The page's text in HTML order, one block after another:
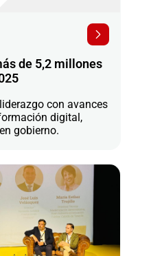
de 5,2 millones
con avances
digital,
gobierno.